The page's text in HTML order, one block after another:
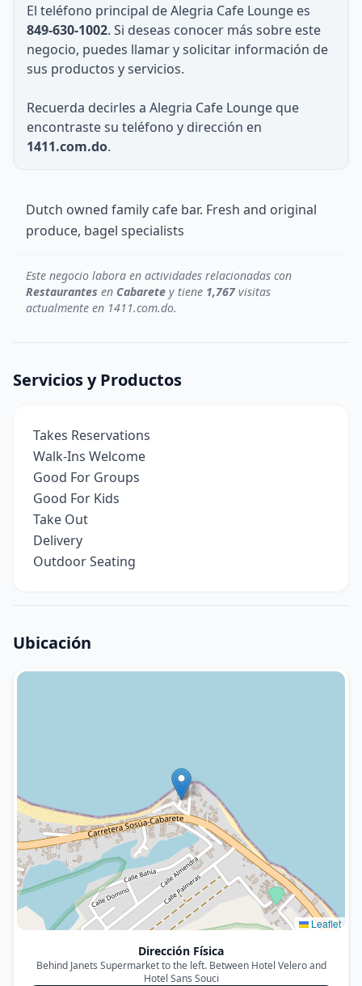
El teléfono principal de Alegria Cafe Lounge es
849-630-1002. Si deseas conocer más sobre este
negocio, puedes llamar y solicitar información de
sus productos y servicios.
Recuerda decirles a Alegria Cafe Lounge que
encontraste su teléfono y dirección en
1411.com.do.
Dutch owned family cafe bar. Fresh and original
produce, bagel specialists
Este negocio labora en actividades relacionadas con
Restaurantes en Cabarete y tiene 1,767visitas
actualmente en 1411.com.do.
Servicios y Productos
Takes Reservations
Walk-Ins Welcome
Good For Groups
Good For Kids
Take Out
Delivery
Outdoor Seating
Ubicación
Leaflet
Dirección Física
Behind Janets Supermarket to the left. Between Hotel Velero and
Hotel Sans Souci